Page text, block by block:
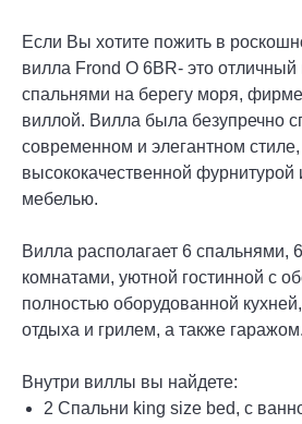
Если Вы хотите пожить в
вилла Frond О 6BR- это отличный
спальнями на берегу моря,
виллой. Вилла была безупречно
современном и элегантном стиле,
высококачественной фурнитурой
мебелью.
Вилла располагает 6 спальнями,
комнатами, уютной гостинной с
полностью оборудованной
отдыха и грилем, а также гаражом.
Внутри виллы вы найдете:
2 Спальни king size bed, с